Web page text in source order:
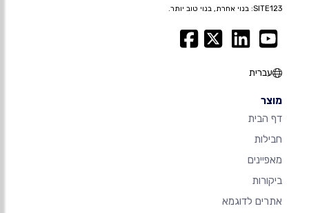
SITE123: בנוי אחרת, בנוי טוב יותר.
עברית
מוצר
דף הבית
חבילות
מאפיינים
ביקורות
אתרים לדוגמא